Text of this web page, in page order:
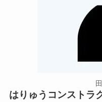
はりゅうコンストラ